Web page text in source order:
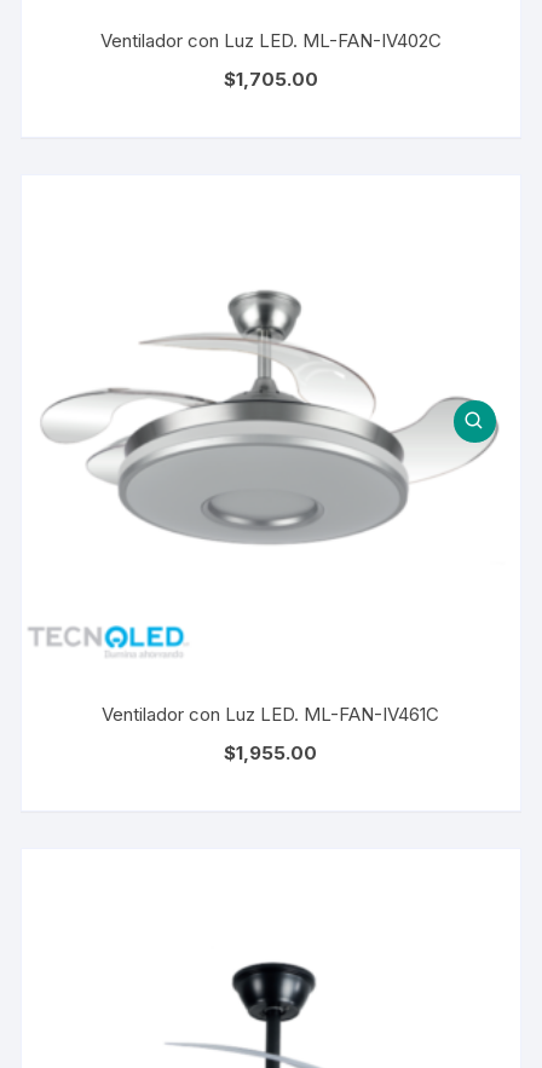
Ventilador con Luz LED. ML-FAN-IV402C
$1,705.00
Ventilador con Luz LED. ML-FAN-IV461C
$1,955.00